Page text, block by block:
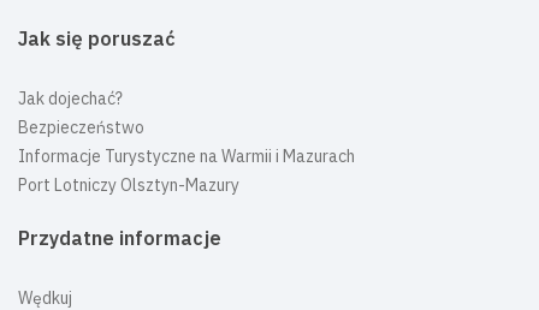
Jak się poruszać
Jak dojechać?
Bezpieczeństwo
Informacje Turystyczne na Warmii i Mazurach
Port Lotniczy Olsztyn-Mazury
Przydatne informacje
Wędkuj